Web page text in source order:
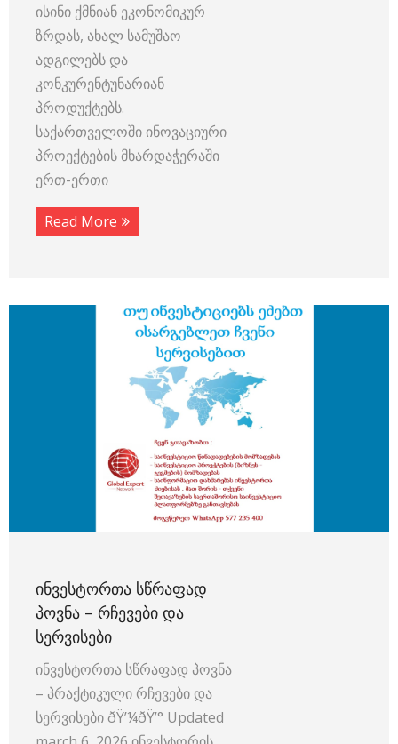
ისინი ქმნიან ეკონომიკურ
ზრდას, ახალ სამუშაო
ადგილებს და
კონკურენტუნარიან
პროდუქტებს.
საქართველოში ინოვაციური
პროექტების მხარდაჭერაში
ერთ-ერთი
Read More
ᲘᲜᲕᲔᲡᲢᲝᲠᲗᲐ ᲡᲬᲠᲐᲤᲐᲓ
ᲞᲝᲕᲜᲐ – ᲠᲩᲔᲕᲔᲑᲘ ᲓᲐ
ᲡᲔᲠᲕᲘᲡᲔᲑᲘ
ინვესტორთა სწრაფად პოვნა
– პრაქტიკული რჩევები და
სერვისები ðŸ’¼ðŸ’° Updated